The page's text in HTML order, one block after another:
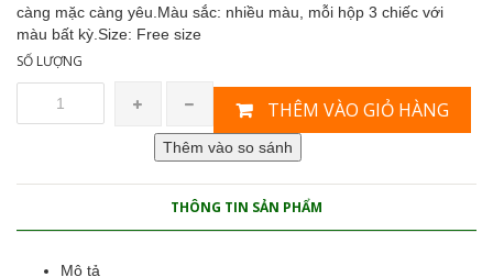
càng mặc càng yêu.Màu sắc: nhiều màu, mỗi hộp 3 chiếc với
màu bất kỳ.Size: Free size
SỐ LƯỢNG
THÊM VÀO GIỎ HÀNG
THÔNG TIN SẢN PHẨM
Mô tả